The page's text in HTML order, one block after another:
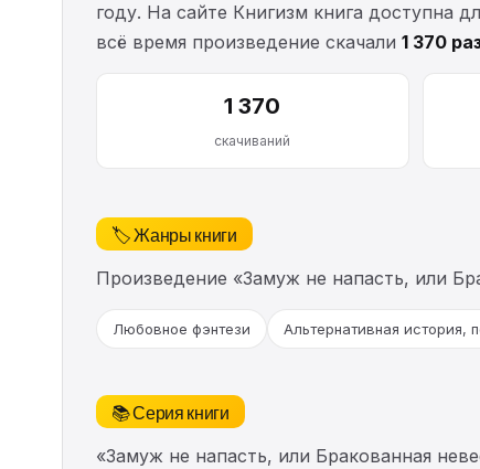
году. На сайте Книгизм книга доступна
всё время произведение скачали 1 370
1 370
скачиваний
🏷️ Жанры книги
Произведение «Замуж не напасть, или
Любовное фэнтези Альтернативная история,
📚 Серия книги
«Замуж не напасть, или Бракованная